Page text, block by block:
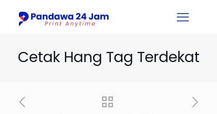
Cetak Hang Tag Terdekat